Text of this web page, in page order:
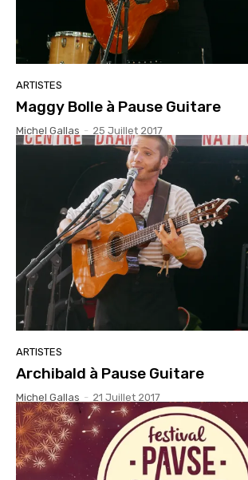
ARTISTES
Maggy Bolle à Pause Guitare
Michel Gallas - 25 Juillet 2017
ARTISTES
Archibald à Pause Guitare
Michel Gallas - 21 Juillet 2017